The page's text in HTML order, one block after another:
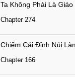
6 tháng
6 tháng
Ta Không Phải Là Giáo
Chapter 274
Chiếm Cái Đỉnh Núi
Chapter 166